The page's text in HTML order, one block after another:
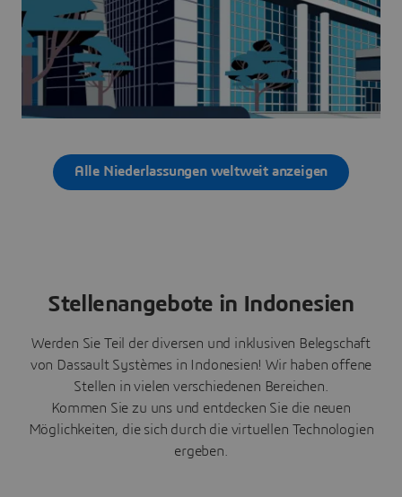
Alle Niederlassungen weltweit anzeigen
Stellenangebote in Indonesien
Werden Sie Teil der diversen und inklusiven Belegschaft
von Dassault Systèmes in Indonesien! Wir haben offene
Stellen in vielen verschiedenen Bereichen.
Kommen Sie zu uns und entdecken Sie die neuen
Möglichkeiten, die sich durch die virtuellen Technologien
ergeben.